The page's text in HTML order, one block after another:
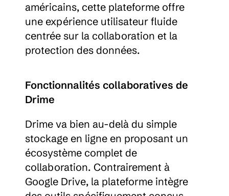
américains, cette plateforme offre
une expérience utilisateur fluide
centrée sur la collaboration et la
protection des données.
Fonctionnalités collaboratives de
Drime
Drime va bien au-delà du simple
stockage en ligne en proposant un
écosystème complet de
collaboration. Contrairement à
Google Drive, la plateforme intègre